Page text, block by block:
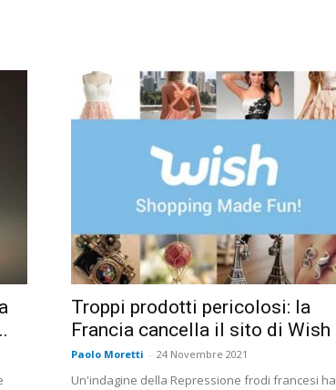
Troppi prodotti pericolosi: la
Francia cancella il sito di Wish
Paolo Moretti - 24 Novembre 2021
Un'indagine della Repressione frodi francesi ha